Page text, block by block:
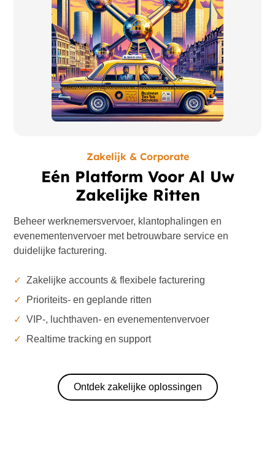
Zakelijk & Corporate
Eén Platform Voor Al Uw
Zakelijke Ritten
Beheer werknemersvervoer, klantophalingen en
evenementenvervoer met betrouwbare service en
duidelijke facturering.
✓
Zakelijke accounts & flexibele facturering
✓
Prioriteits- en geplande ritten
✓
VIP-, luchthaven- en evenementenvervoer
✓
Realtime tracking en support
Ontdek zakelijke oplossingen